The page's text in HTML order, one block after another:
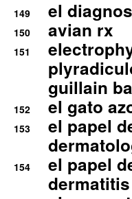
149 el
150 avian rx
151
guillain
152 el gato
153
el papel
154
el papel